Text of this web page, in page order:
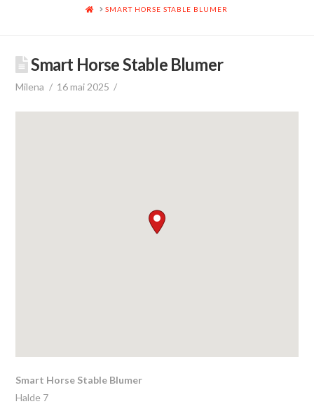
SHP
ACCUEIL
SMART HORSE STABLE BLUMER
Smart Horse Stable Blumer
Milena 16 mai 2025
Smart Horse Stable Blumer
Halde 7